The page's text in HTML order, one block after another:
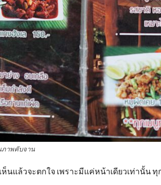
ภาพคับจาน
แล้วจะตกใจ เพราะมีแค่หน้าเดียวเท่านั้น